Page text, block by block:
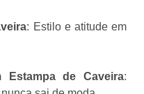
: Estilo e atitude em
Estampa de Caveira: